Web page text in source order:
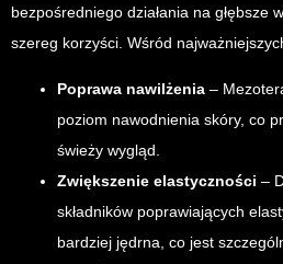
bezpośredniego działania na głębsze
szereg korzyści. Wśród
Poprawa nawilżenia –
poziom nawodnienia skóry, co
świeży wygląd.
Zwiększenie elastyczności –
składników poprawiających
bardziej jędrna, co jest